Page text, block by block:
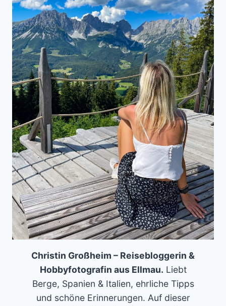
Christin Großheim – Reisebloggerin &
Hobbyfotografin aus Ellmau. Liebt
Berge, Spanien & Italien, ehrliche Tipps
und schöne Erinnerungen. Auf dieser